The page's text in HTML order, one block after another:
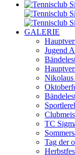
GALERIE
Jugend
Nikolaus
TC
Tag der